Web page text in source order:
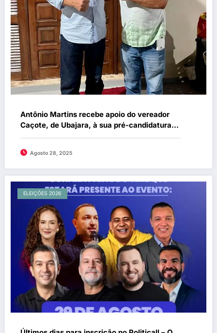
Antônio Martins recebe apoio do vereador
Caçote, de Ubajara, à sua pré-candidatura
para deputado federal
Agosto 28, 2025
ELEIÇÕES 2026